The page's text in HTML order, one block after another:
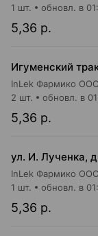
5,36 р.
1 шт. обновл. в
Игуменский
InLek Фармико
5,36 р.
2 шт. обновл. в
ул. И. Лученка,
InLek Фармико
5,36 р.
1 шт. обновл. в